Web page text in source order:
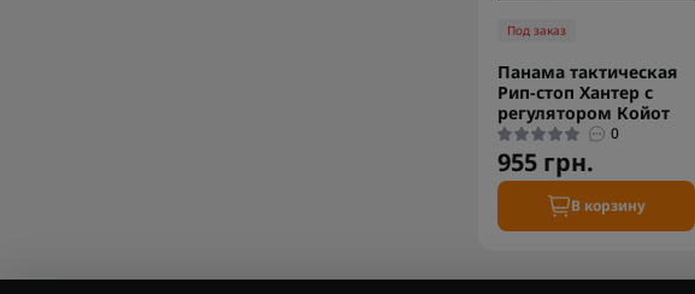
Под заказ
Панама тактическая
Рип-стоп Хантер с
регулятором Койот
0
955 грн.
В корзину